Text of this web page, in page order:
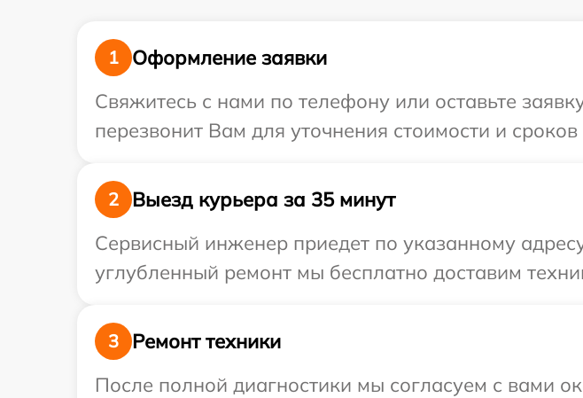
1
Оформление заявки
Свяжитесь с нами по телефону или оставьте
перезвонит Вам для уточнения стоимости и
2
Выезд курьера за 35 минут
Сервисный инженер приедет по указанному
углубленный ремонт мы бесплатно доставим
3
Ремонт техники
После полной диагностики мы согласуем с вами